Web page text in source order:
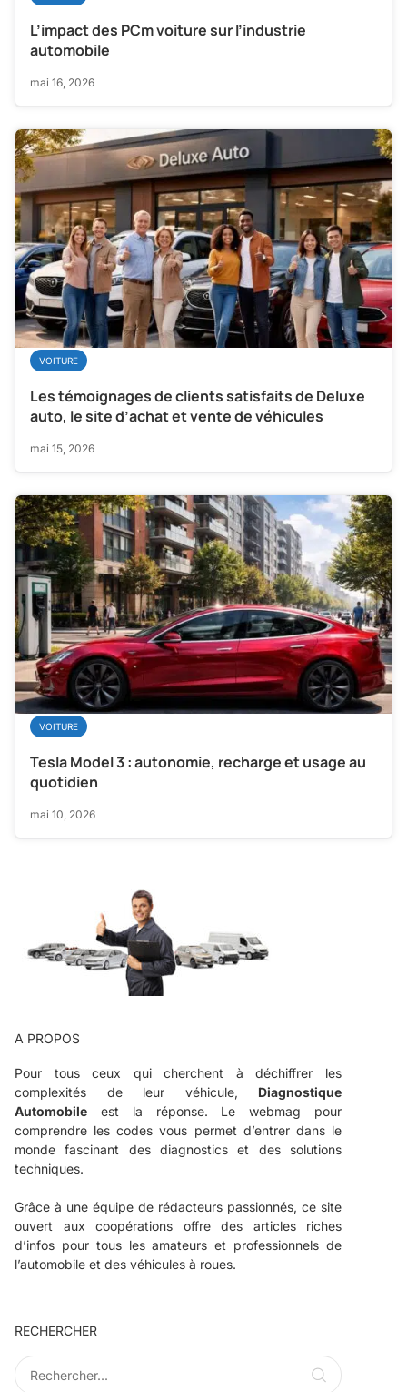
L’impact des PCm voiture sur l’industrie
automobile
mai 16, 2026
VOITURE
Les témoignages de clients satisfaits de Deluxe
auto, le site d’achat et vente de véhicules
mai 15, 2026
VOITURE
Tesla Model 3 : autonomie, recharge et usage au
quotidien
mai 10, 2026
A PROPOS
Pour tous ceux qui cherchent à déchiffrer les
complexités de leur véhicule, Diagnostique
Automobile est la réponse. Le webmag pour
comprendre les codes vous permet d’entrer dans le
monde fascinant des diagnostics et des solutions
techniques.
Grâce à une équipe de rédacteurs passionnés, ce site
ouvert aux coopérations offre des articles riches
d’infos pour tous les amateurs et professionnels de
l’automobile et des véhicules à roues.
RECHERCHER